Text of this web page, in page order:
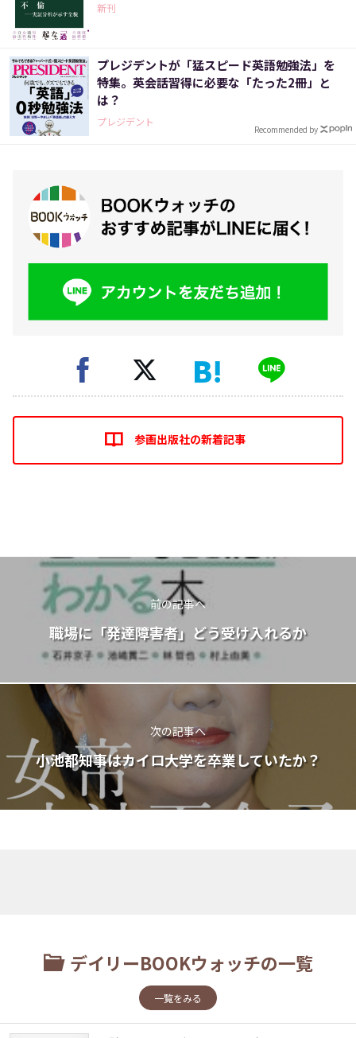
新刊
プレジデントが「猛スピード英語勉強法」を
特集。英会話習得に必要な「たった2冊」と
は？
プレジデント
Recommended by
参画出版社の新着記事
前の記事へ
職場に「発達障害者」どう受け入れるか
次の記事へ
小池都知事はカイロ大学を卒業していたか？
デイリーBOOKウォッチの一覧
一覧をみる